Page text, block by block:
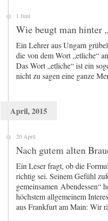
1 Juni
Wie beugt man hinter
Ein Lehrer aus Ungarn
die von dem Wort „etliche“
Das Wort „etliche“ ist ein
nicht zu sagen eine ganze
April, 2015
20 April
Nach gutem alten
Ein Leser fragt, ob die
richtig sei. Seinem Gefühl
gemeinsamen Abendessen“
höchstem allgemeinem
aus Frankfurt am Main: Wir